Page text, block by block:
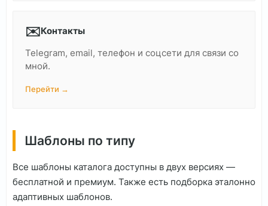
✉️Контакты
Telegram, email, телефон и соцсети для связи со
мной.
Перейти →
Шаблоны по типу
Все шаблоны каталога доступны в двух версиях —
бесплатной и премиум. Также есть подборка эталонно
адаптивных шаблонов.